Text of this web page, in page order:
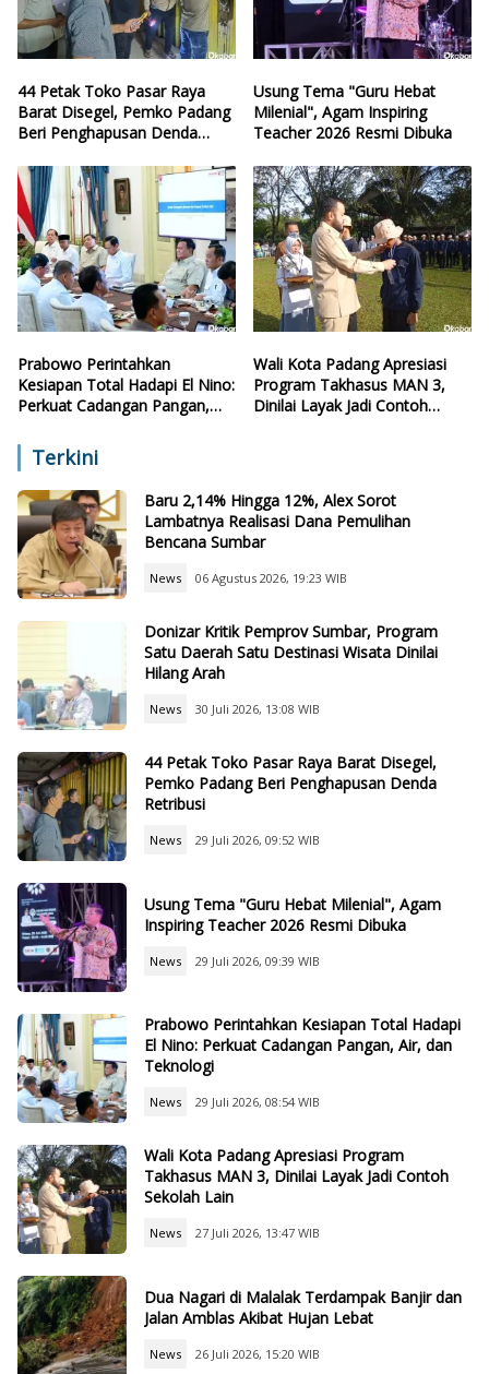
44 Petak Toko Pasar Raya
Barat Disegel, Pemko Padang
Beri Penghapusan Denda
Usung Tema "Guru Hebat
Milenial", Agam Inspiring
Teacher 2026 Resmi Dibuka
Prabowo Perintahkan
Kesiapan Total Hadapi El Nino:
Perkuat Cadangan Pangan,
Wali Kota Padang Apresiasi
Program Takhasus MAN 3,
Dinilai Layak Jadi Contoh
Terkini
Baru 2,14% Hingga 12%, Alex Sorot
Lambatnya Realisasi Dana Pemulihan
Bencana Sumbar
News 06 Agustus 2026, 19:23 WIB
Donizar Kritik Pemprov Sumbar, Program
Satu Daerah Satu Destinasi Wisata Dinilai
Hilang Arah
News 30 Juli 2026, 13:08 WIB
44 Petak Toko Pasar Raya Barat Disegel,
Pemko Padang Beri Penghapusan Denda
Retribusi
News 29 Juli 2026, 09:52 WIB
Usung Tema "Guru Hebat Milenial", Agam
Inspiring Teacher 2026 Resmi Dibuka
News 29 Juli 2026, 09:39 WIB
Prabowo Perintahkan Kesiapan Total Hadapi
El Nino: Perkuat Cadangan Pangan, Air, dan
Teknologi
News 29 Juli 2026, 08:54 WIB
Wali Kota Padang Apresiasi Program
Takhasus MAN 3, Dinilai Layak Jadi Contoh
Sekolah Lain
News 27 Juli 2026, 13:47 WIB
Dua Nagari di Malalak Terdampak Banjir dan
Jalan Amblas Akibat Hujan Lebat
News 26 Juli 2026, 15:20 WIB